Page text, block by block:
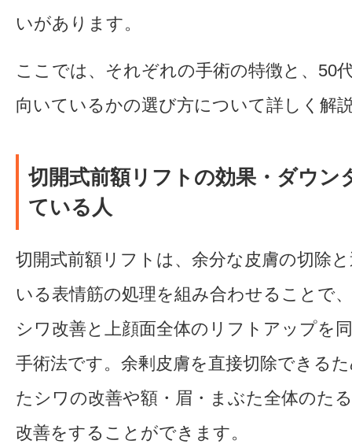
いがあります。
ここでは、それぞれの手術の特徴と、50
向いているかの選び方について詳しく解
切開式前額リフトの効果・ダウン
ている人
切開式前額リフトは、余分な皮膚の切除
いる表情筋の処理を組み合わせることで
シワ改善と上顔面全体のリフトアップを
手術法です。余剰皮膚を直接切除できる
たシワの改善や額・眉・まぶた全体のた
改善をすることができます。